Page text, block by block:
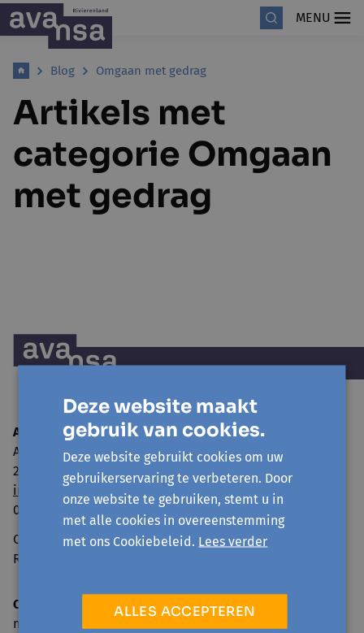
MENU
Blog Omgaan met gedrag
Artikels met
categorie Omgaan
met gedrag
Avansa Rivierenland
Adegemstraat 79
2800 Mechelen
info@avansa-rivierenland.be
015 44 41 00
Ondernemingsnummer: 0860.552.425
RPR Antwerpen, afdeling Mechelen
Onthaal en telefonische bereikbaarheid
ma: 09.00-17.00 u.
Deze website maakt
gebruik van cookies.
Deze website gebruikt cookies om uw
gebruikerservaring te verbeteren. Door
onze website te gebruiken, stemt u in
met alle cookies in overeenstemming
met ons Cookiebeleid. Lees verder
ALLES ACCEPTEREN